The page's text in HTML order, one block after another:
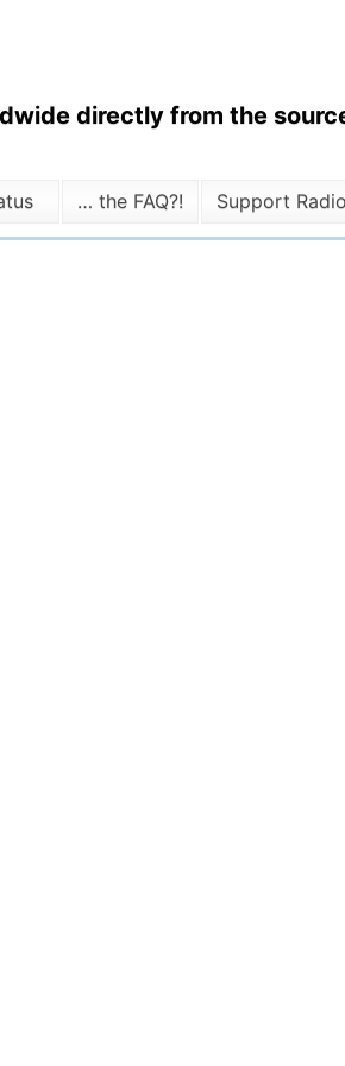
directly from the
… the FAQ?! Support